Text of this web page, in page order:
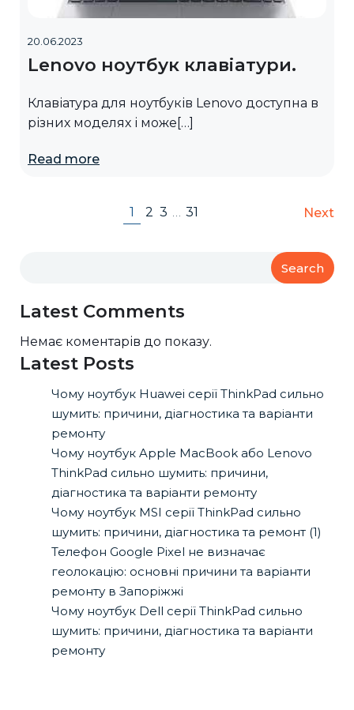
20.06.2023
Lenovo ноутбук клавіатури.
Клавіатура для ноутбуків Lenovo доступна в
різних моделях і може[…]
Read more
1 2 3 … 31 Next
Search
Latest Comments
Немає коментарів до показу.
Latest Posts
Чому ноутбук Huawei серії ThinkPad сильно
шумить: причини, діагностика та варіанти
ремонту
Чому ноутбук Apple MacBook або Lenovo
ThinkPad сильно шумить: причини,
діагностика та варіанти ремонту
Чому ноутбук MSI серії ThinkPad сильно
шумить: причини, діагностика та ремонт (1)
Телефон Google Pixel не визначає
геолокацію: основні причини та варіанти
ремонту в Запоріжжі
Чому ноутбук Dell серії ThinkPad сильно
шумить: причини, діагностика та варіанти
ремонту